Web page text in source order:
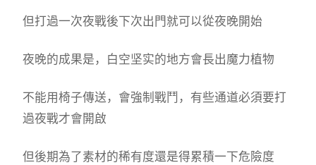
但打過一次夜戰後下次出門就可以從夜晚開始
夜晚的成果是，白空坚实的地方會長出魔力植物
不能用椅子傳送，會強制戰鬥，有些通道必須要打
過夜戰才會開啟
但後期為了素材的稀有度還是得累積一下危險度